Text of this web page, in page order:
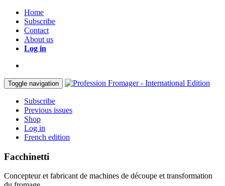
Home
Subscribe
Contact
About us
Log in
Toggle navigation
Subscribe
Previous issues
Shop
Log in
French edition
Facchinetti
Concepteur et fabricant de machines de découpe et transformation